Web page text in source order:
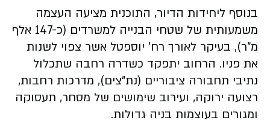
בנוסף ליחידות הדיור, התוכנית מציעה העצמה
משמעותית של שטחי הבנייה למשרדים (כ-147 אלף
מ"ר), בעיקר לאורך רח' יוספטל אשר צפוי לשנות
את פניו. הרחוב יתפקד כשדרה רחבה שתכלול
נתיבי תחבורה ציבוריים (נת"צים), מדרכות רחבות,
רצועה ירוקה, ועירוב שימושים של מסחר, תעסוקה
ומגורים בעוצמות בניה גדולות.